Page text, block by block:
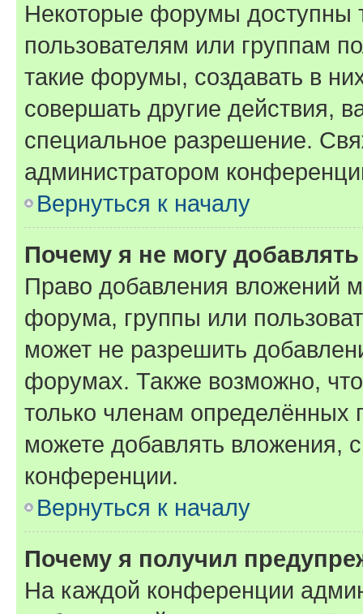
Некоторые форумы доступны
пользователям или группам
такие форумы, создавать в
совершать другие действия,
специальное разрешение.
администратором
Вернуться к началу
Почему я не могу
Право добавления вложений
форума, группы или
может не разрешить
форумах. Также возможно,
только членам определённых
можете добавлять вложения,
конференции.
Вернуться к началу
Почему я получил
На каждой конференции